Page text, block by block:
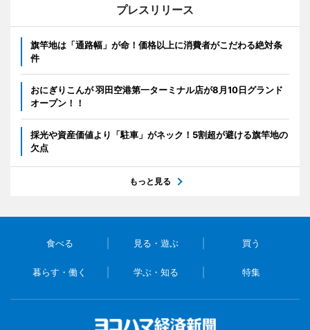
プレスリリース
旗竿地は「通路幅」が命！価格以上に消費者がこだわる絶対条
件
おにぎりこんが 羽田空港第一ターミナル店が8月10日グランド
オープン！！
採光や資産価値より「駐車」がネック！5割超が避ける旗竿地の
欠点
もっと見る
食べる 見る・遊ぶ 買う
暮らす・働く 学ぶ・知る 特集